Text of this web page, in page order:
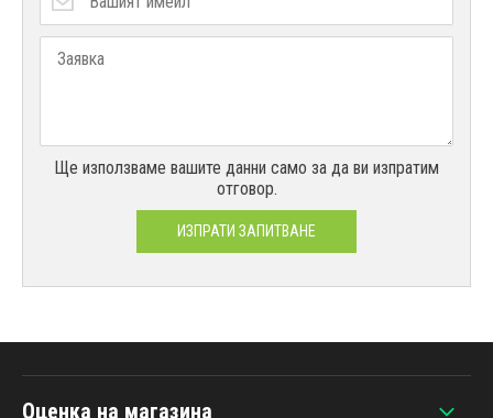
Ще използваме вашите данни само за да ви изпратим
отговор.
ИЗПРАТИ ЗАПИТВАНЕ
Оценка на магазина